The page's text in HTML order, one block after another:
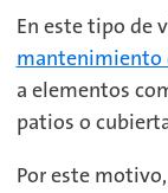
En este tipo de
mantenimiento
a elementos
patios o
Por este